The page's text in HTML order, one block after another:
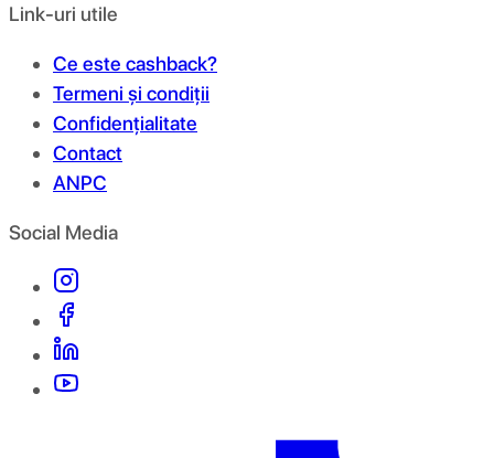
Link-uri utile
Ce este cashback?
Termeni și condiții
Confidențialitate
Contact
ANPC
Social Media